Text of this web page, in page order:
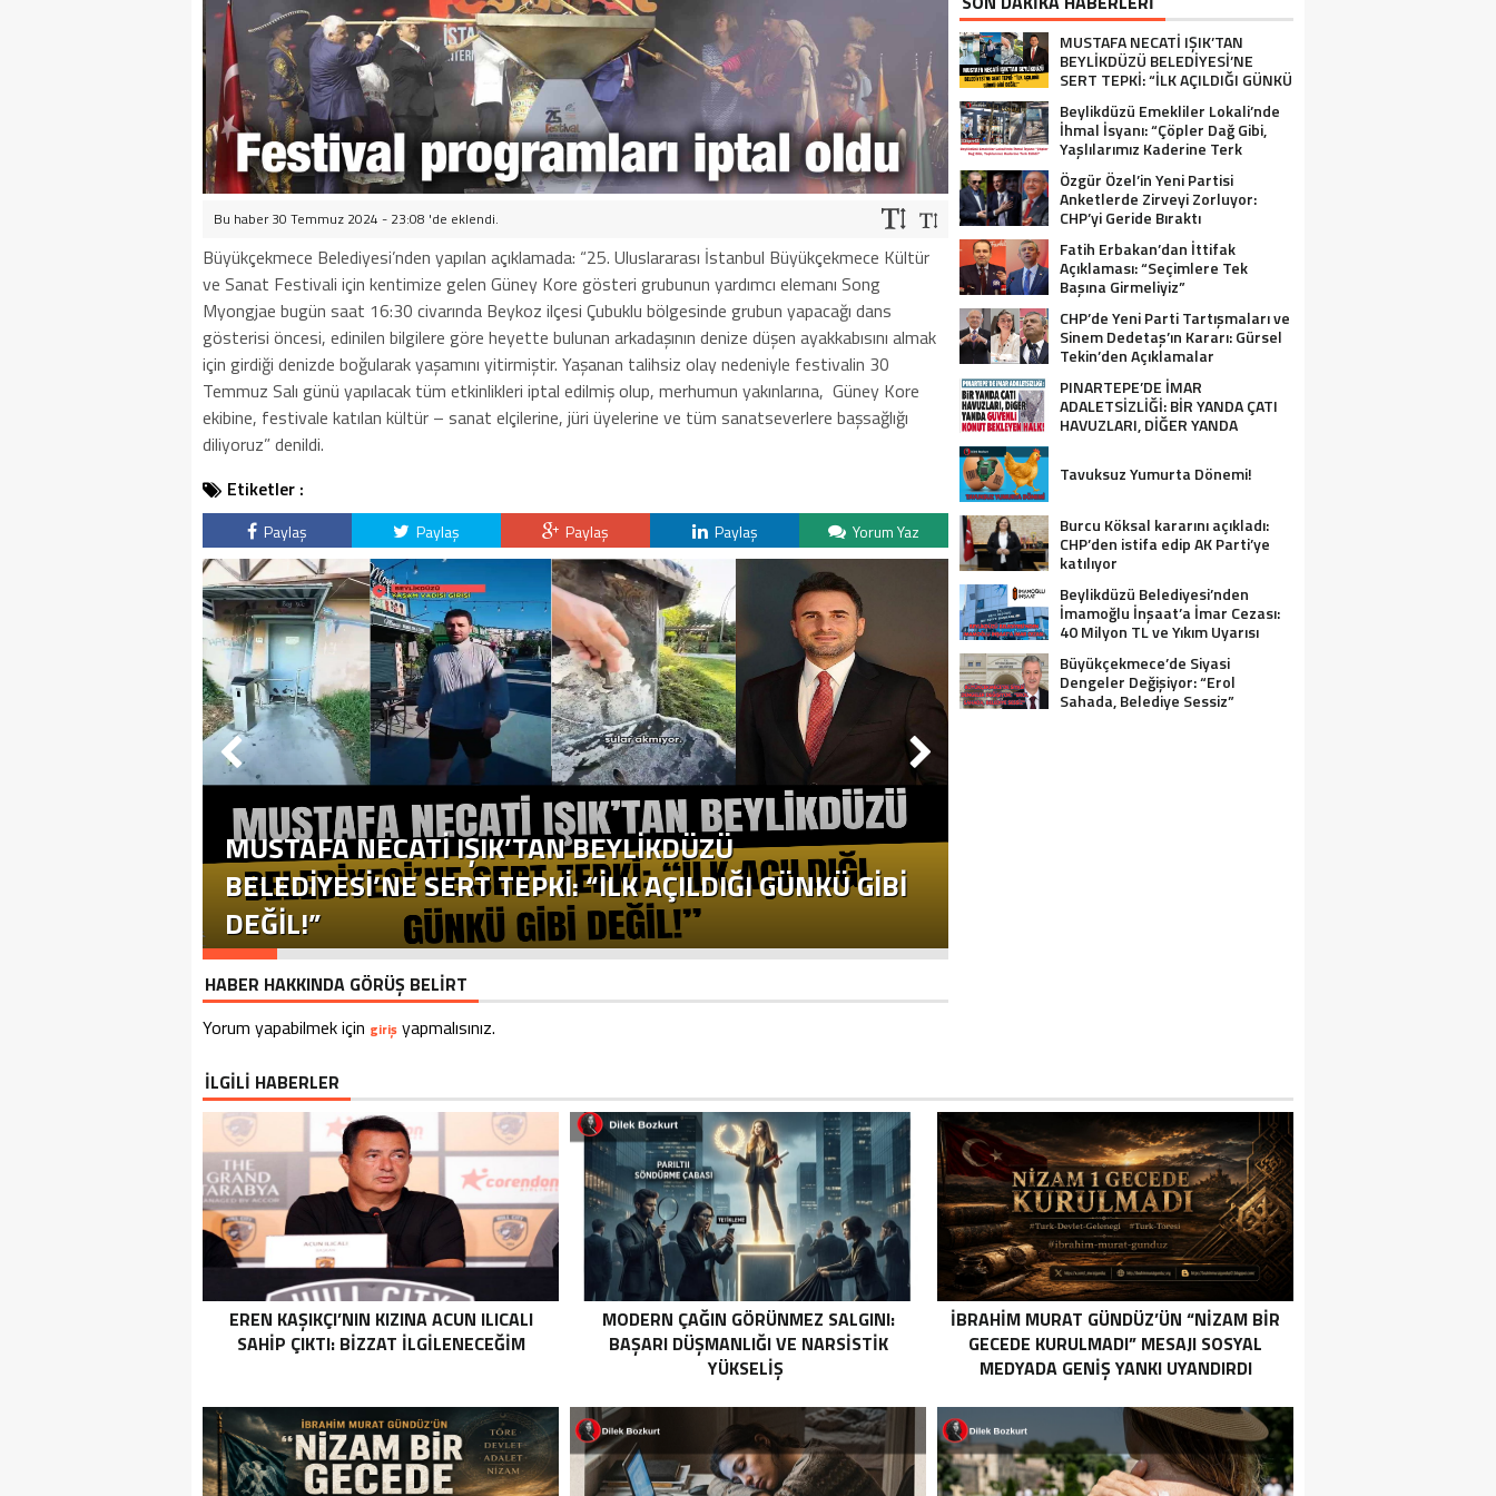
Bu haber 30 Temmuz 2024 - 23:08 'de eklendi.
Büyükçekmece Belediyesi’nden yapılan açıklamada: “25. Uluslararası İstanbul Büyükçekmece Kültür
ve Sanat Festivali için kentimize gelen Güney Kore gösteri grubunun yardımcı elemanı Song
Myongjae bugün saat 16:30 civarında Beykoz ilçesi Çubuklu bölgesinde grubun yapacağı dans
gösterisi öncesi, edinilen bilgilere göre heyette bulunan arkadaşının denize düşen ayakkabısını almak
için girdiği denizde boğularak yaşamını yitirmiştir. Yaşanan talihsiz olay nedeniyle festivalin 30
Temmuz Salı günü yapılacak tüm etkinlikleri iptal edilmiş olup, merhumun yakınlarına, Güney Kore
ekibine, festivale katılan kültür – sanat elçilerine, jüri üyelerine ve tüm sanatseverlere başsağlığı
diliyoruz” denildi.
Etiketler :
Paylaş Paylaş Paylaş Paylaş Yorum Yaz
MUSTAFA NECATİ IŞIK’TAN BEYLİKDÜZÜ
BELEDİYESİ’NE SERT TEPKİ: “İLK AÇILDIĞI GÜNKÜ GİBİ
DEĞİL!”
HABER HAKKINDA GÖRÜŞ BELİRT
Yorum yapabilmek için giriş yapmalısınız.
MUSTAFA NECATİ IŞIK’TAN
BEYLİKDÜZÜ BELEDİYESİ’NE
SERT TEPKİ: “İLK AÇILDIĞI GÜNKÜ
Beylikdüzü Emekliler Lokali’nde
İhmal İsyanı: “Çöpler Dağ Gibi,
Yaşlılarımız Kaderine Terk
Edildi!”
Özgür Özel’in Yeni Partisi
Anketlerde Zirveyi Zorluyor:
CHP’yi Geride Bıraktı
Fatih Erbakan’dan İttifak
Açıklaması: “Seçimlere Tek
Başına Girmeliyiz”
CHP’de Yeni Parti Tartışmaları ve
Sinem Dedetaş’ın Kararı: Gürsel
Tekin’den Açıklamalar
PINARTEPE’DE İMAR
ADALETSİZLİĞİ: BİR YANDA ÇATI
HAVUZLARI, DİĞER YANDA
Tavuksuz Yumurta Dönemi!
Burcu Köksal kararını açıkladı:
CHP’den istifa edip AK Parti’ye
katılıyor
Beylikdüzü Belediyesi’nden
İmamoğlu İnşaat’a İmar Cezası:
40 Milyon TL ve Yıkım Uyarısı
Büyükçekmece’de Siyasi
Dengeler Değişiyor: “Erol
Sahada, Belediye Sessiz”
İLGİLİ HABERLER
EREN KAŞIKÇI’NIN KIZINA ACUN ILICALI
SAHIP ÇIKTI: BIZZAT ILGILENECEĞIM
MODERN ÇAĞIN GÖRÜNMEZ SALGINI:
BAŞARI DÜŞMANLIĞI VE NARSISTIK
YÜKSELIŞ
İBRAHIM MURAT GÜNDÜZ’ÜN “NIZAM BIR
GECEDE KURULMADI” MESAJI SOSYAL
MEDYADA GENIŞ YANKI UYANDIRDI